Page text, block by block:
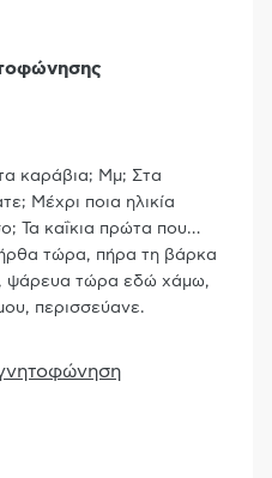
καράβια; Μμ; Στα
Mέχρι ποια ηλικία
Τα καΐκια πρώτα που…
τώρα, πήρα τη βάρκα
ψάρευα τώρα εδώ χάμω,
περισσεύανε.